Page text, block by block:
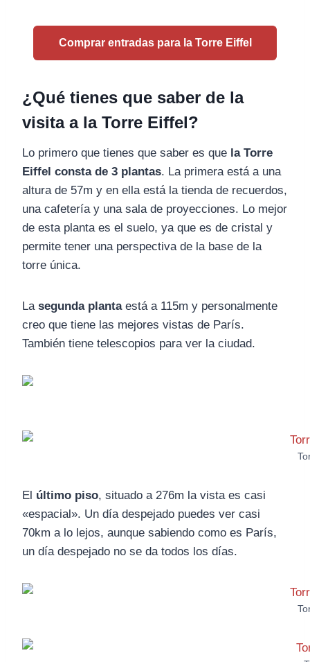
Comprar entradas para la Torre Eiffel
¿Qué tienes que saber de la
visita a la Torre Eiffel?
Lo primero que tienes que saber es que la Torre
Eiffel consta de 3 plantas. La primera está a una
altura de 57m y en ella está la tienda de recuerdos,
una cafetería y una sala de proyecciones. Lo mejor
de esta planta es el suelo, ya que es de cristal y
permite tener una perspectiva de la base de la
torre única.
La segunda plantaestá a 115m y personalmente
creo que tiene las mejores vistas de París.
También tiene telescopios para ver la ciudad.
El último piso, situado a 276m la vista es casi
«espacial». Un día despejado puedes ver casi
70km a lo lejos, aunque sabiendo como es París,
un día despejado no se da todos los días.